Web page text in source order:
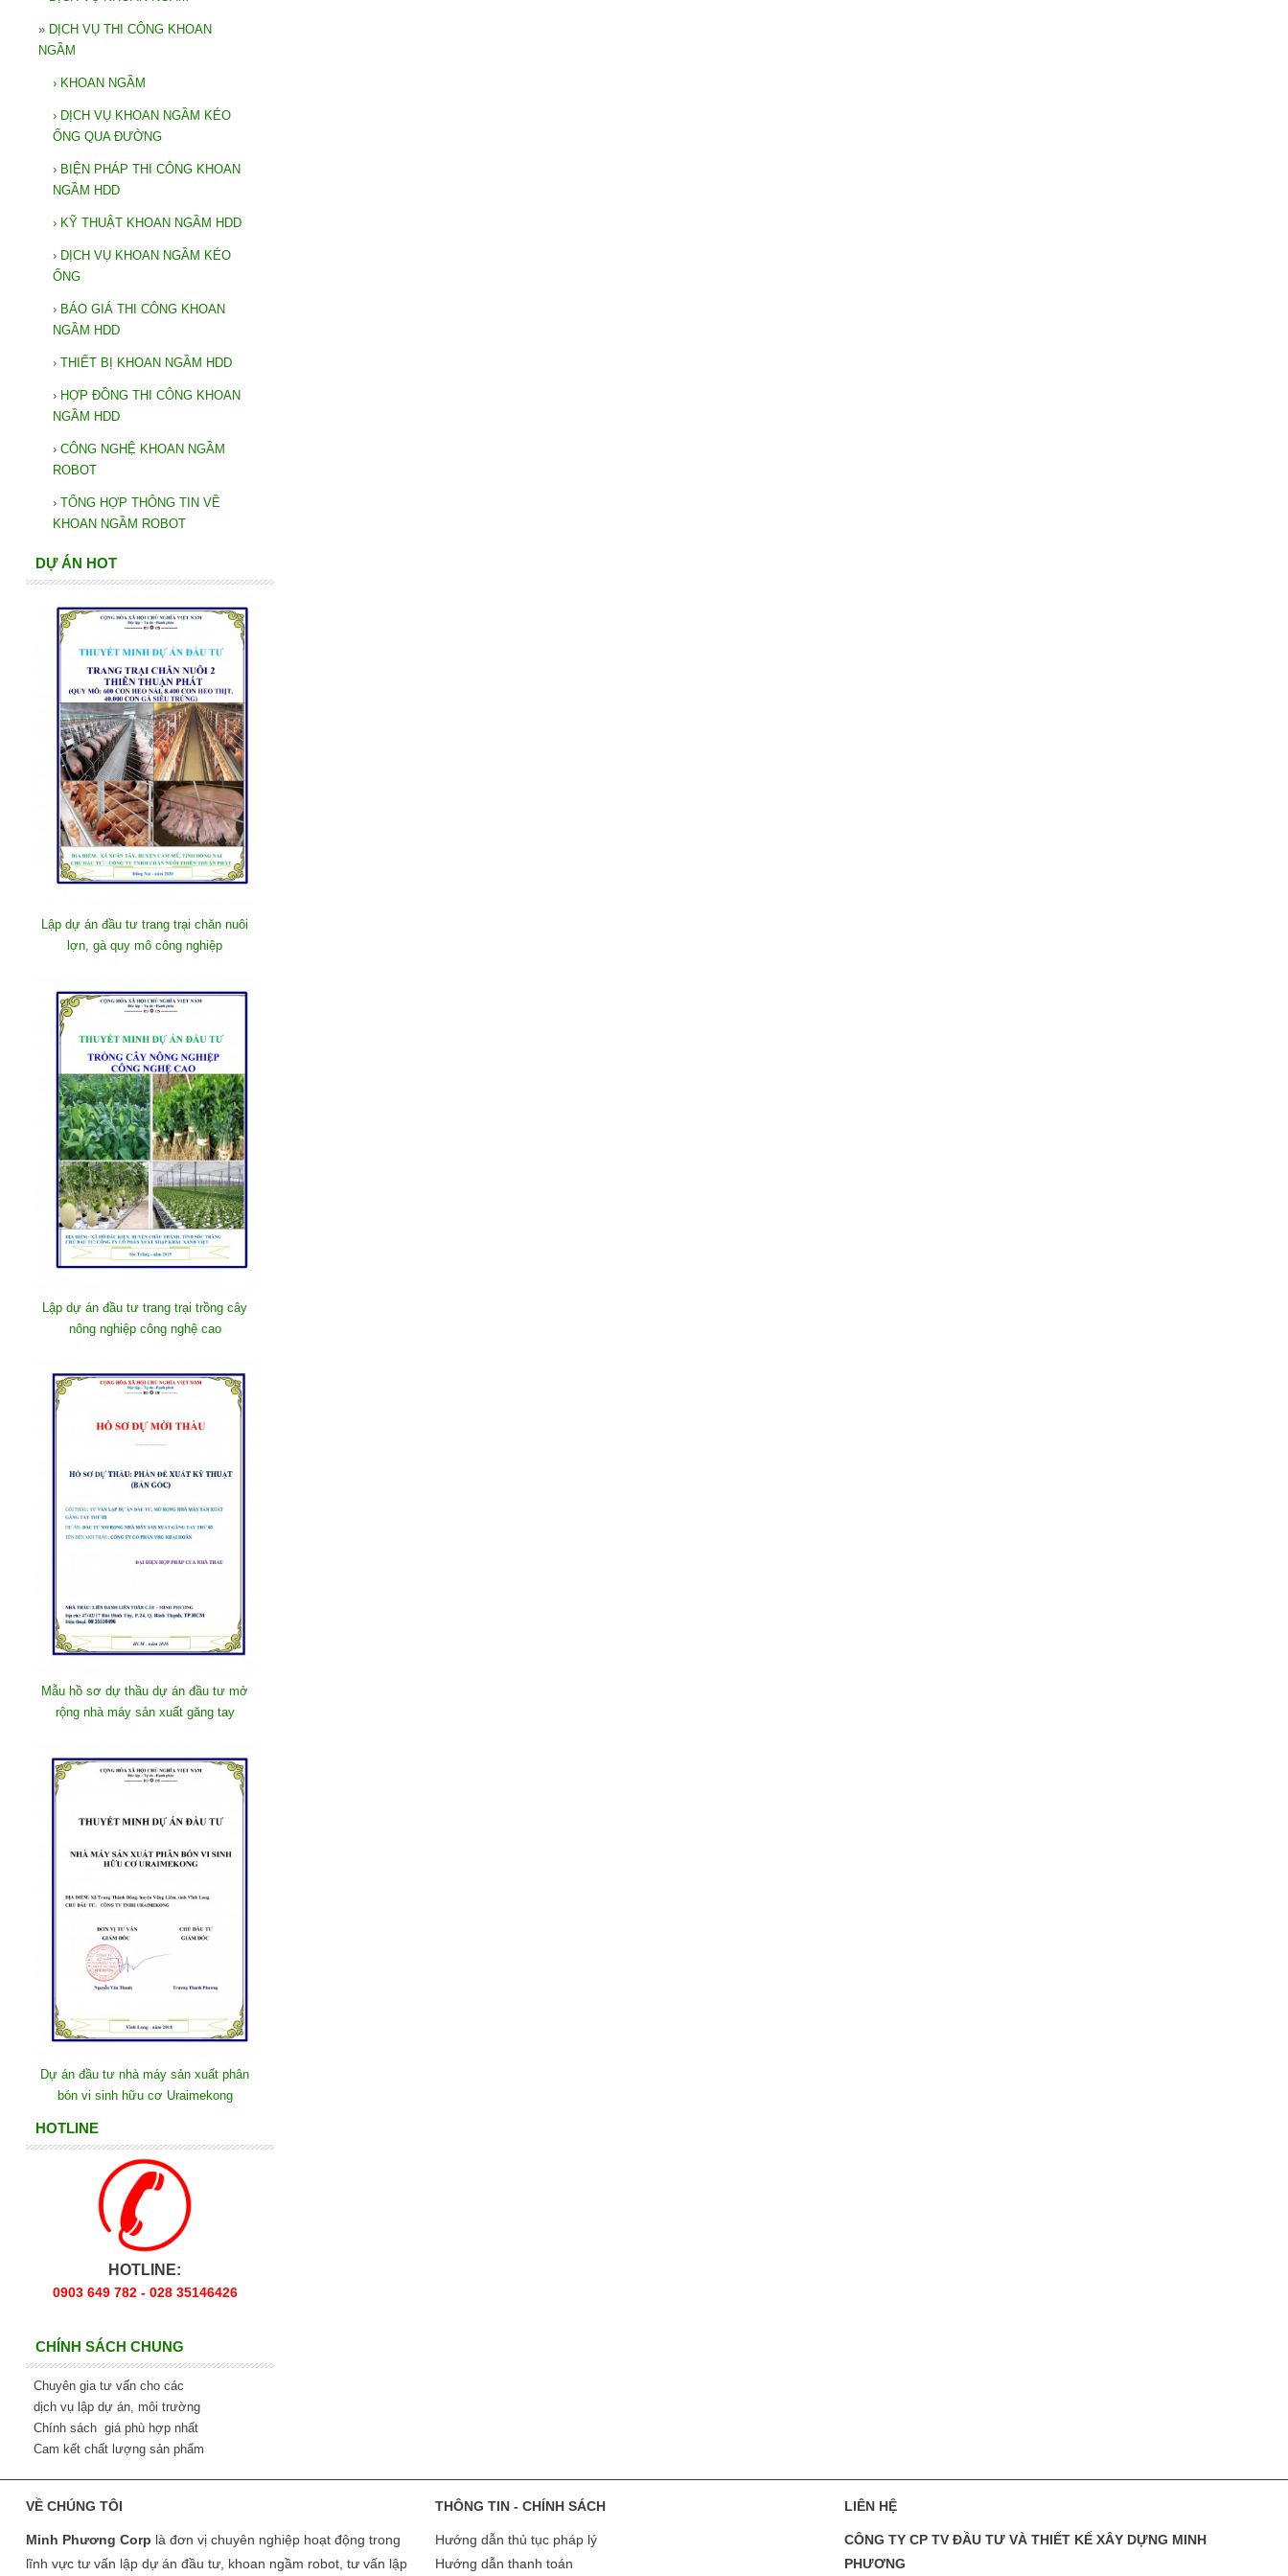
» DỊCH VỤ THI CÔNG KHOAN
NGẦM
› KHOAN NGẦM
› DỊCH VỤ KHOAN NGẦM KÉO
ỐNG QUA ĐƯỜNG
› BIỆN PHÁP THI CÔNG KHOAN
NGẦM HDD
› KỸ THUẬT KHOAN NGẦM HDD
› DỊCH VỤ KHOAN NGẦM KÉO
ỐNG
› BÁO GIÁ THI CÔNG KHOAN
NGẦM HDD
› THIẾT BỊ KHOAN NGẦM HDD
› HỢP ĐỒNG THI CÔNG KHOAN
NGẦM HDD
› CÔNG NGHỆ KHOAN NGẦM
ROBOT
› TỔNG HỢP THÔNG TIN VỀ
KHOAN NGẦM ROBOT
DỰ ÁN HOT
Lập dự án đầu tư trang trại chăn nuôi
lợn, gà quy mô công nghiệp
Lập dự án đầu tư trang trại trồng cây
nông nghiệp công nghệ cao
Mẫu hồ sơ dự thầu dự án đầu tư mở
rộng nhà máy sản xuất găng tay
Dự án đầu tư nhà máy sản xuất phân
bón vi sinh hữu cơ Uraimekong
HOTLINE
HOTLINE:
0903 649 782 - 028 35146426
CHÍNH SÁCH CHUNG
Chuyên gia tư vấn cho các
dịch vụ lập dự án, môi trường
Chính sách giá phù hợp nhất
Cam kết chất lượng sản phẩm
VỀ CHÚNG TÔI
Minh Phương Corp là đơn vị chuyên nghiệp hoạt động trong
lĩnh vực tư vấn lập dự án đầu tư, khoan ngầm robot, tư vấn lập
THÔNG TIN - CHÍNH SÁCH
Hướng dẫn thủ tục pháp lý
Hướng dẫn thanh toán
LIÊN HỆ
CÔNG TY CP TV ĐẦU TƯ VÀ THIẾT KẾ XÂY DỰNG MINH
PHƯƠNG